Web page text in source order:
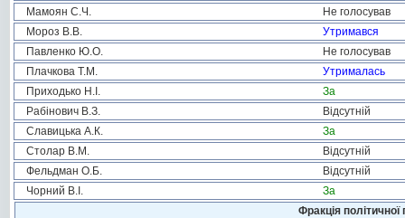
Мамоян С.Ч.
Не голосував
Мороз В.В.
Утримався
Павленко Ю.О.
Не голосував
Плачкова Т.М.
Утрималась
Приходько Н.І.
За
Рабінович В.З.
Відсутній
Славицька А.К.
За
Столар В.М.
Відсутній
Фельдман О.Б.
Відсутній
Чорний В.І.
За
Фракція